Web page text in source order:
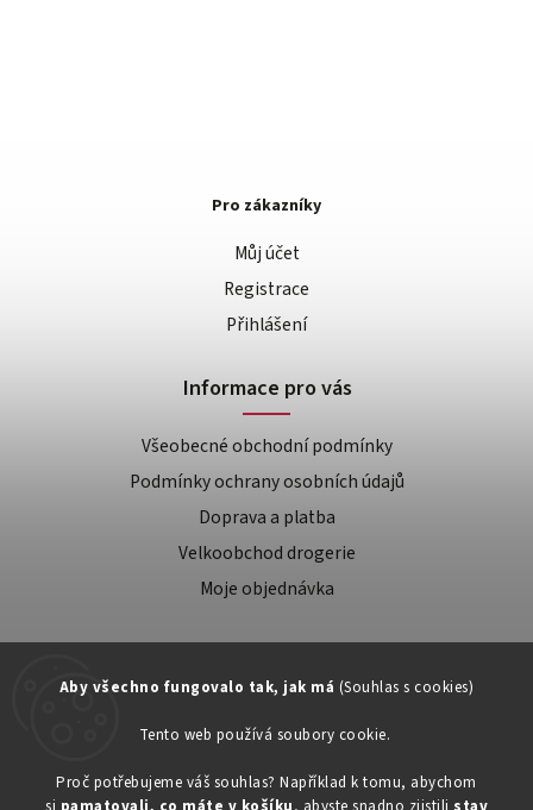
Aby všechno fungovalo tak, jak má (Souhlas s cookies)
Tento web používá soubory cookie.
Proč potřebujeme váš souhlas? Například k tomu, abychom
Pro zákazníky
Můj účet
Registrace
Přihlášení
Informace pro vás
Všeobecné obchodní podmínky
Podmínky ochrany osobních údajů
Doprava a platba
Velkoobchod drogerie
Moje objednávka